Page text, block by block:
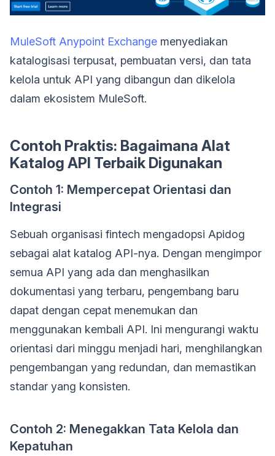
MuleSoft Anypoint Exchange menyediakan
katalogisasi terpusat, pembuatan versi, dan tata
kelola untuk API yang dibangun dan dikelola
dalam ekosistem MuleSoft.
Contoh Praktis: Bagaimana Alat
Katalog API Terbaik Digunakan
Contoh 1: Mempercepat Orientasi dan
Integrasi
Sebuah organisasi fintech mengadopsi Apidog
sebagai alat katalog API-nya. Dengan mengimpor
semua API yang ada dan menghasilkan
dokumentasi yang terbaru, pengembang baru
dapat dengan cepat menemukan dan
menggunakan kembali API. Ini mengurangi waktu
orientasi dari minggu menjadi hari, menghilangkan
pengembangan yang redundan, dan memastikan
standar yang konsisten.
Contoh 2: Menegakkan Tata Kelola dan
Kepatuhan